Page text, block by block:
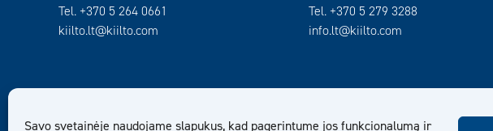
Savo svetainėje naudojame slapukus, kad pagerintume jos funkcionalumą ir
Tel. +370 5 264 0661
kiilto.lt@kiilto.com
Tel. +370 5 279 3288
info.lt@kiilto.com